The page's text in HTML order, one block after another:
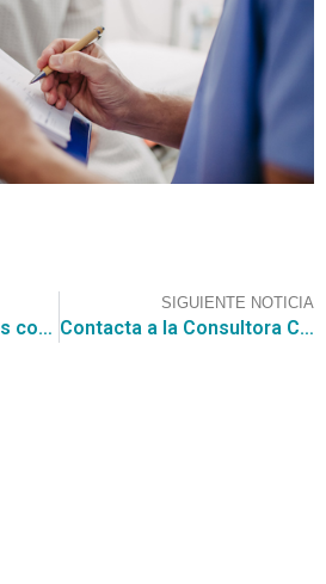
No quedes fuera de las cotizaciones de convenio marco postula con la Consultora CGCE y podrás participar de la Cotización que la SUBSECRETARIA DE PREVENCION DEL DELITO esta realizando con el nombre de “Mantención de Plataforma Informática EDT – Programa Lazos.”, por un valor estimado de UF 1.525,00
SIGUIENTE NOTICIA
Contacta a la Consultora CGCE para participar en la licitación para la “REPOSICION ESTADIO VIEJO DE CARAHUE” que contempla un presupuesto de $ 2.464.677.000